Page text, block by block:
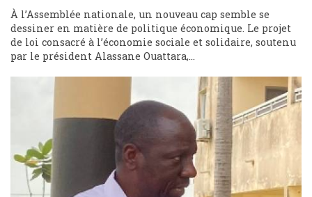
À l’Assemblée nationale, un nouveau cap semble se
dessiner en matière de politique économique. Le projet
de loi consacré à l’économie sociale et solidaire, soutenu
par le président Alassane Ouattara,...